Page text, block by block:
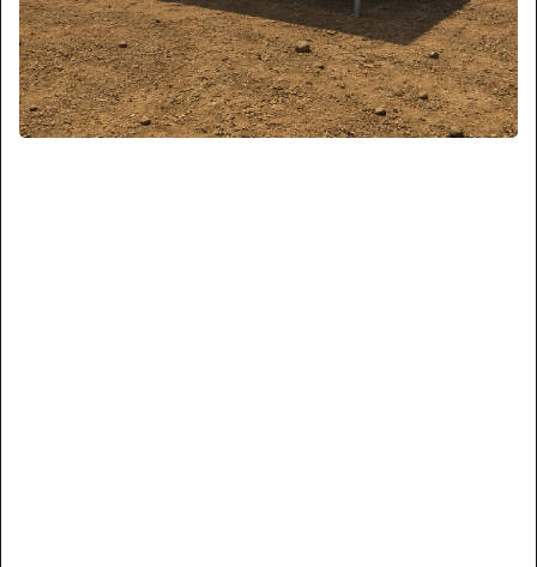
VACUOLAVADORA
TODOS LOS PRODUCTOS DE ASEO INDUSTRIAL